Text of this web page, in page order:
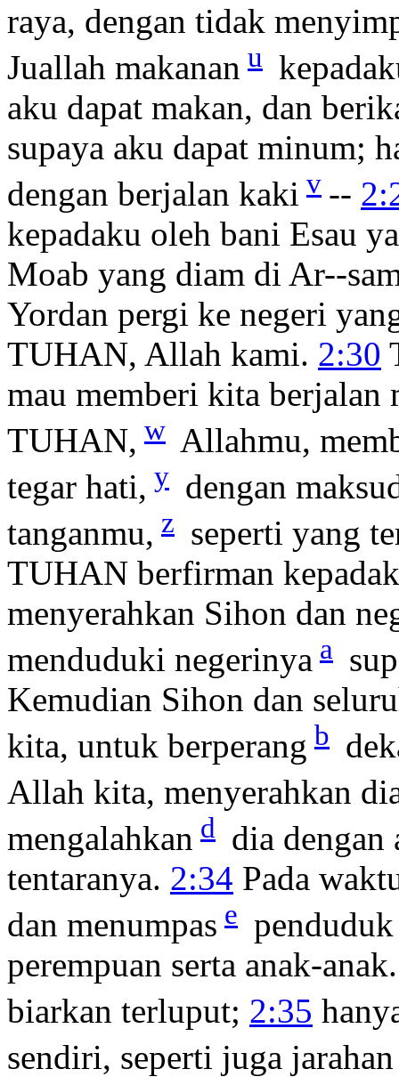
raya, dengan tidak
Juallah makanan u
aku dapat makan, dan
supaya aku dapat minum;
dengan berjalan kaki v --
kepadaku oleh bani Esau
Moab yang diam di Ar--
Yordan pergi ke negeri
TUHAN, Allah kami. 2:30
mau memberi kita berjalan
TUHAN, w Allahmu,
tegar hati, y dengan
tanganmu, z seperti yang
TUHAN berfirman
menyerahkan Sihon dan
menduduki negerinya a
Kemudian Sihon dan
kita, untuk berperang b
Allah kita, menyerahkan
mengalahkan d dia dengan
tentaranya. 2:34 Pada
dan menumpas e
perempuan serta anak-
biarkan terluput; 2:35
sendiri, seperti juga jarahan